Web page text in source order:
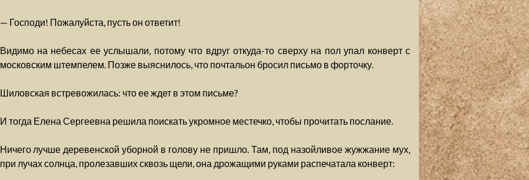
— Господи! Пожалуйста, пусть он ответит!
Видимо на небесах ее услышали, потому что вдруг откуда-то сверху на пол упал конверт с
московским штемпелем. Позже выяснилось, что почтальон бросил письмо в форточку.
Шиловская встревожилась: что ее ждет в этом письме?
И тогда Елена Сергеевна решила поискать укромное местечко, чтобы прочитать послание.
Ничего лучше деревенской уборной в голову не пришло. Там, под назойливое жужжание мух,
при лучах солнца, пролезавших сквозь щели, она дрожащими руками распечатала конверт: